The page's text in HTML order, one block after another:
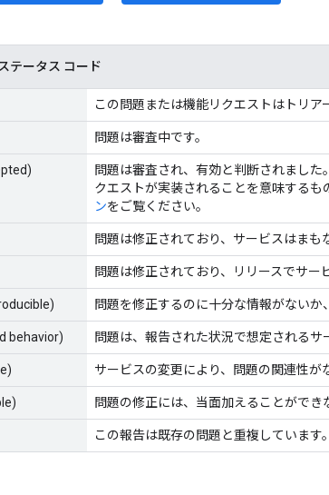
テータス コード
この問題または機能リクエストはトリア
問題は審査中です。
問題は審査され、有効と判断されまし
クエストが実装されることを意味する
ンをご覧ください。
問題は修正されており、サービスはまも
問題は修正されており、リリースでサー
問題を修正するのに十分な情報がないか
behavior) 問題は、報告された状況で想定されるサ
サービスの変更により、問題の関連性が
問題の修正には、当面加えることができ
この報告は既存の問題と重複しています。